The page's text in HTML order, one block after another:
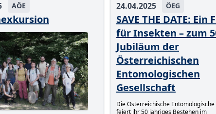
freundlicherweise die Geschichte
Kalksburg, einschließlich des
Gemäldes „Mon Pérou“ in der
Silberkammer, das ein Szene der
Wildnis“ in Peru darstellen soll. Zum
Wohnprojektes gehören neben den
blütenreichen Gärten auch zehn
Wildnis-Charakter und Wiese; das
wir nach Herzenslust nach den
Pokémons (den Insekten) absuchen.
Hirschkäfer, Alpen- und
Besonderheit, von Per –
seltener Prachtkäfer auf Ulme,
Schafweide konnten wir ein
AÖE 24.04.2025 ÖEG
SAVE THE DATE: Ein
für Insekten – zum
Jubiläum der
Österreichischen
Entomologischen
Gesellschaft
Die Österreichische
feiert ihr 50 jähriges Bestehen im